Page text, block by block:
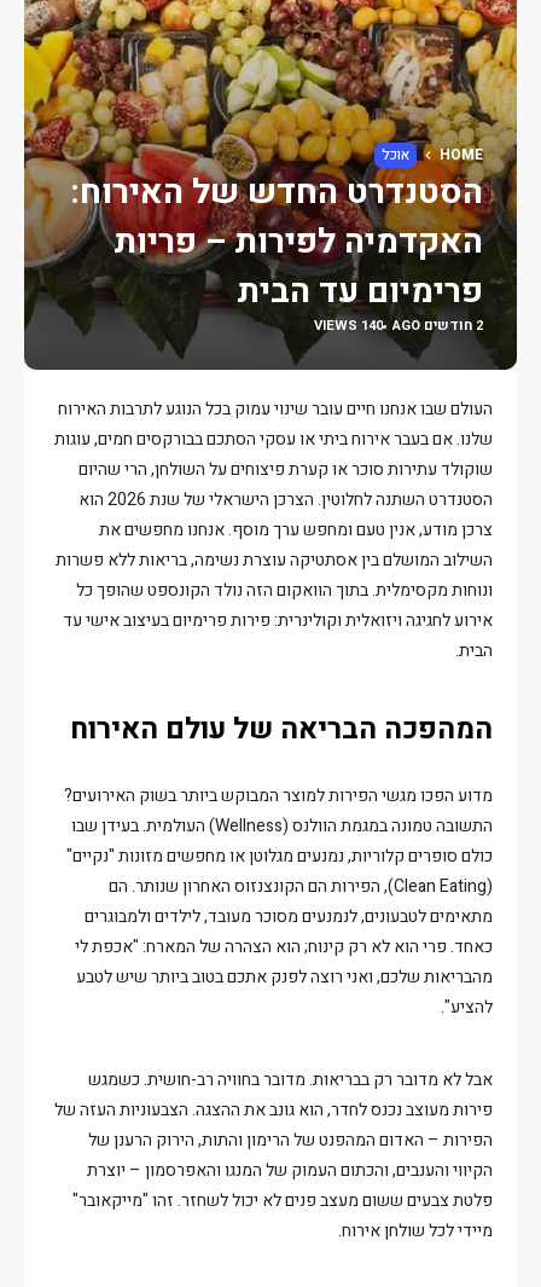
HOME אוכל
הסטנדרט החדש של האירוח:
האקדמיה לפירות – פריות
פרימיום עד הבית
2 חודשים AGO 140 VIEWS
העולם שבו אנחנו חיים עובר שינוי עמוק בכל הנוגע לתרבות האירוח
שלנו. אם בעבר אירוח ביתי או עסקי הסתכם בבורקסים חמים, עוגות
שוקולד עתירות סוכר או קערת פיצוחים על השולחן, הרי שהיום
הסטנדרט השתנה לחלוטין. הצרכן הישראלי של שנת 2026 הוא
צרכן מודע, אנין טעם ומחפש ערך מוסף. אנחנו מחפשים את
השילוב המושלם בין אסתטיקה עוצרת נשימה, בריאות ללא פשרות
ונוחות מקסימלית. בתוך הוואקום הזה נולד הקונספט שהופך כל
אירוע לחגיגה ויזואלית וקולינרית: פירות פרימיום בעיצוב אישי עד
הבית.
המהפכה הבריאה של עולם האירוח
מדוע הפכו מגשי הפירות למוצר המבוקש ביותר בשוק האירועים?
התשובה טמונה במגמת הוולנס (Wellness) העולמית. בעידן שבו
כולם סופרים קלוריות, נמנעים מגלוטן או מחפשים מזונות "נקיים"
(Clean Eating), הפירות הם הקונצנזוס האחרון שנותר. הם
מתאימים לטבעונים, לנמנעים מסוכר מעובד, לילדים ולמבוגרים
כאחד. פרי הוא לא רק קינוח; הוא הצהרה של המארח: "אכפת לי
מהבריאות שלכם, ואני רוצה לפנק אתכם בטוב ביותר שיש לטבע
להציע".
אבל לא מדובר רק בבריאות. מדובר בחוויה רב-חושית. כשמגש
פירות מעוצב נכנס לחדר, הוא גונב את ההצגה. הצבעוניות העזה של
הפירות – האדום המהפנט של הרימון והתות, הירוק הרענן של
הקיווי והענבים, והכתום העמוק של המנגו והאפרסמון – יוצרת
פלטת צבעים ששום מעצב פנים לא יכול לשחזר. זהו "מייקאובר"
מיידי לכל שולחן אירוח.